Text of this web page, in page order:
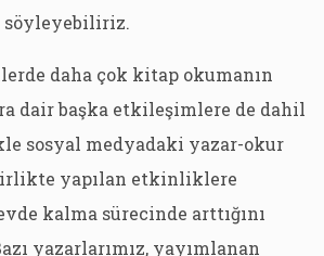
söyleyebiliriz.
daha çok kitap okumanın
dair başka etkileşimlere de dahil
sosyal medyadaki yazar-okur
yapılan etkinliklere
kalma sürecinde arttığını
yazarlarımız, yayımlanan